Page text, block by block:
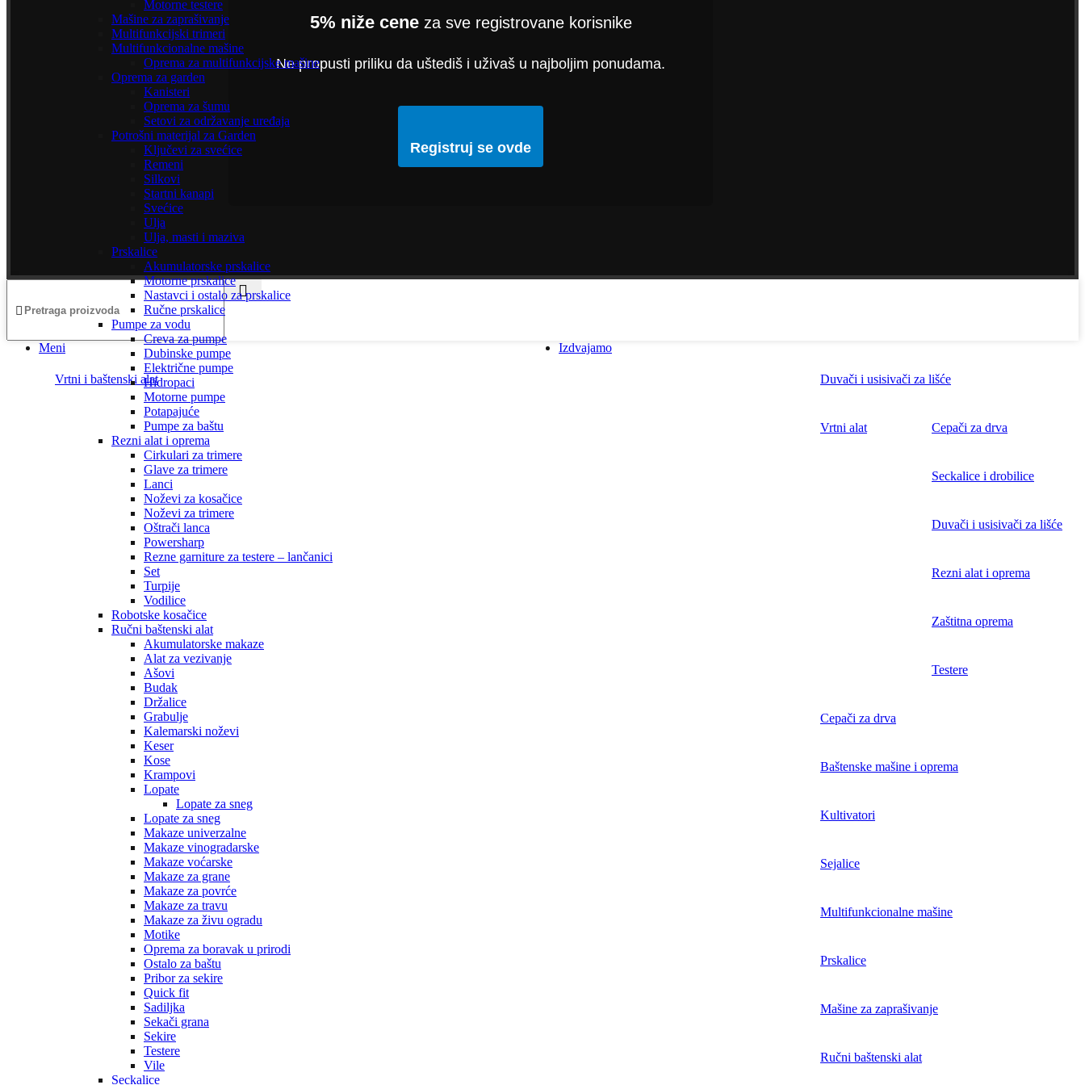
Motorne testere
Mašine za zaprašivanje
Multifunkcijski trimeri
Multifunkcionalne mašine
Oprema za multifunkcijske mašine
Oprema za garden
Kanisteri
Oprema za šumu
Setovi za održavanje uređaja
Potrošni materijal za Garden
Ključevi za svećice
Remeni
Silkovi
Startni kanapi
Svećice
Ulja
Ulja, masti i maziva
Prskalice
Akumulatorske prskalice
Motorne prskalice
Nastavci i ostalo za prskalice
Ručne prskalice
Pumpe za vodu
Creva za pumpe
Dubinske pumpe
Električne pumpe
Hidropaci
Motorne pumpe
Potapajuće
Pumpe za baštu
Rezni alat i oprema
Cirkulari za trimere
Glave za trimere
Lanci
Noževi za kosačice
Noževi za trimere
Oštrači lanca
Powersharp
Rezne garniture za testere – lančanici
Set
Turpije
Vodilice
Robotske kosačice
Ručni baštenski alat
Akumulatorske makaze
Alat za vezivanje
Ašovi
Budak
Držalice
Grabulje
Kalemarski noževi
Keser
Kose
Krampovi
Lopate
Lopate za sneg
Lopate za sneg
Makaze univerzalne
Makaze vinogradarske
Makaze voćarske
Makaze za grane
Makaze za povrće
Makaze za travu
Makaze za živu ogradu
Motike
Oprema za boravak u prirodi
Ostalo za baštu
Pribor za sekire
Quick fit
Sadiljka
Sekači grana
Sekire
Testere
Vile
Seckalice
5% niže ceneza sve registrovane korisnike
Ne propusti priliku da uštediš i uživaš u najboljim ponudama.
Registruj se ovde
Meni Izdvajamo
Vrtni i baštenski alat Duvači i usisivači za lišće
Vrtni alat Cepači za drva
Seckalice i drobilice
Duvači i usisivači za lišće
Rezni alat i oprema
Zaštitna oprema
Testere
Cepači za drva
Baštenske mašine i oprema
Kultivatori
Sejalice
Multifunkcionalne mašine
Prskalice
Mašine za zaprašivanje
Ručni baštenski alat